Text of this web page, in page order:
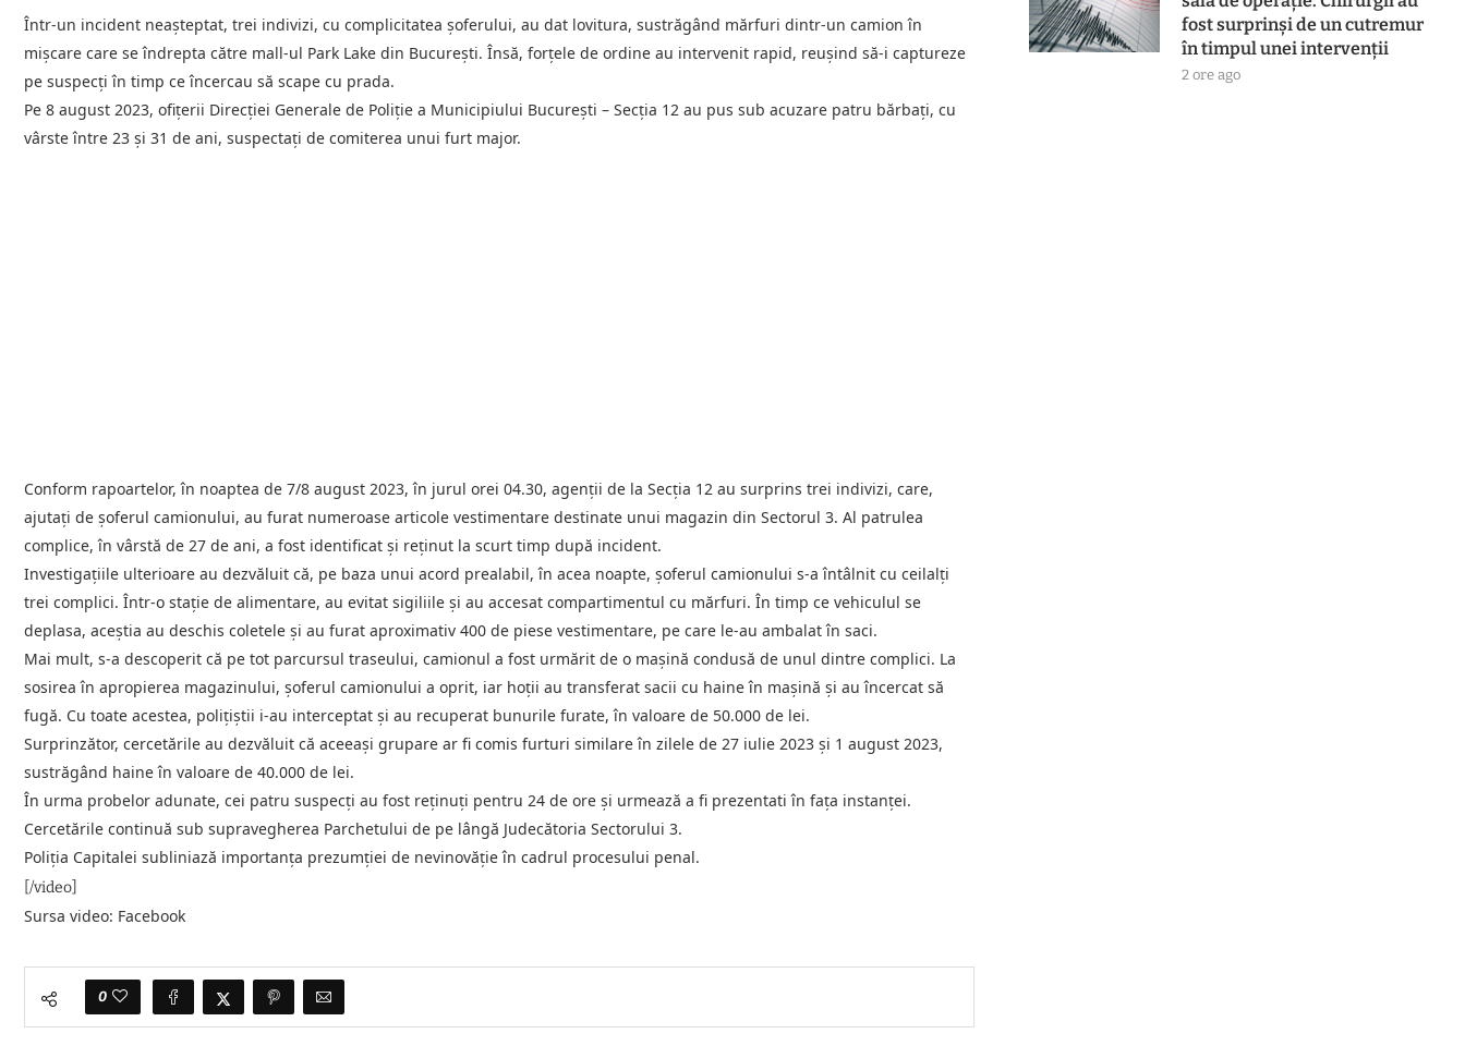
Într-un incident neașteptat, trei indivizi, cu complicitatea șoferului, au dat lovitura, sustrăgând mărfuri dintr-un camion în
mișcare care se îndrepta către mall-ul Park Lake din București. Însă, forțele de ordine au intervenit rapid, reușind să-i captureze
pe suspecți în timp ce încercau să scape cu prada.
Pe 8 august 2023, ofițerii Direcției Generale de Poliție a Municipiului București – Secția 12 au pus sub acuzare patru bărbați, cu
vârste între 23 și 31 de ani, suspectați de comiterea unui furt major.
Conform rapoartelor, în noaptea de 7/8 august 2023, în jurul orei 04.30, agenții de la Secția 12 au surprins trei indivizi, care,
ajutați de șoferul camionului, au furat numeroase articole vestimentare destinate unui magazin din Sectorul 3. Al patrulea
complice, în vârstă de 27 de ani, a fost identificat și reținut la scurt timp după incident.
Investigațiile ulterioare au dezvăluit că, pe baza unui acord prealabil, în acea noapte, șoferul camionului s-a întâlnit cu ceilalți
trei complici. Într-o stație de alimentare, au evitat sigiliile și au accesat compartimentul cu mărfuri. În timp ce vehiculul se
deplasa, aceștia au deschis coletele și au furat aproximativ 400 de piese vestimentare, pe care le-au ambalat în saci.
Mai mult, s-a descoperit că pe tot parcursul traseului, camionul a fost urmărit de o mașină condusă de unul dintre complici. La
sosirea în apropierea magazinului, șoferul camionului a oprit, iar hoții au transferat sacii cu haine în mașină și au încercat să
fugă. Cu toate acestea, polițiștii i-au interceptat și au recuperat bunurile furate, în valoare de 50.000 de lei.
Surprinzător, cercetările au dezvăluit că aceeași grupare ar fi comis furturi similare în zilele de 27 iulie 2023 și 1 august 2023,
sustrăgând haine în valoare de 40.000 de lei.
În urma probelor adunate, cei patru suspecți au fost reținuți pentru 24 de ore și urmează a fi prezentati în fața instanței.
Cercetările continuă sub supravegherea Parchetului de pe lângă Judecătoria Sectorului 3.
Poliția Capitalei subliniază importanța prezumției de nevinovăție în cadrul procesului penal.
[/video]
Sursa video: Facebook
0
fost surprinși de un cutremur
în timpul unei intervenții
2 ore ago